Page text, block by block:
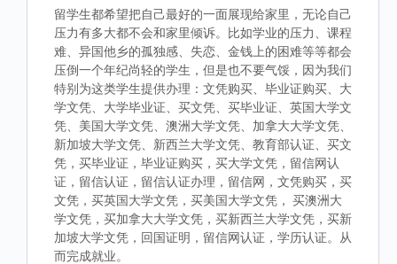
留学生都希望把自己最好的一面展现给家里，无论自己
压力有多大都不会和家里倾诉。比如学业的压力、课程
难、异国他乡的孤独感、失恋、金钱上的困难等等都会
压倒一个年纪尚轻的学生，但是也不要气馁，因为我们
特别为这类学生提供办理：文凭购买、毕业证购买、大
学文凭、大学毕业证、买文凭、买毕业证、英国大学文
凭、美国大学文凭、澳洲大学文凭、加拿大大学文凭、
新加坡大学文凭、新西兰大学文凭、教育部认证、买文
凭，买毕业证，毕业证购买，买大学文凭，留信网认
证，留信认证，留信认证办理，留信网，文凭购买，买
文凭，买英国大学文凭，买美国大学文凭， 买澳洲大
学文凭，买加拿大大学文凭，买新西兰大学文凭，买新
加坡大学文凭，回国证明，留信网认证，学历认证。从
而完成就业。